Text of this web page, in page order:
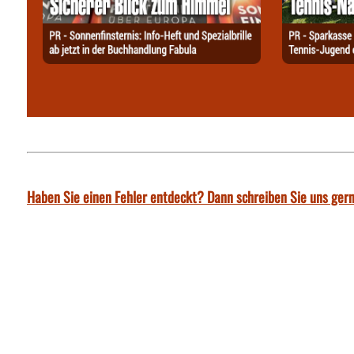
Haben Sie einen Fehler entdeckt? Dann schreiben Sie uns